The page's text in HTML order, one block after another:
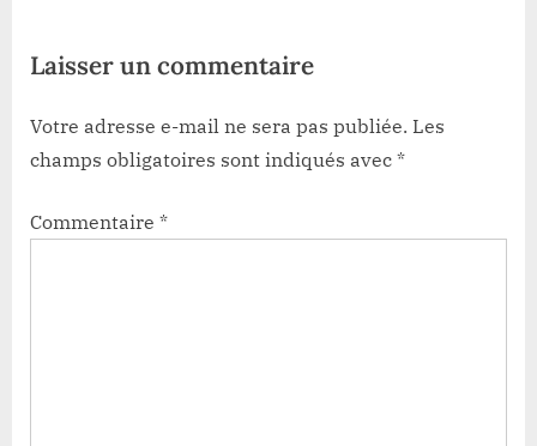
Laisser un commentaire
Votre adresse e-mail ne sera pas publiée. Les
champs obligatoires sont indiqués avec *
Commentaire *